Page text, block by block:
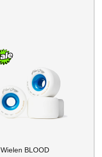
Wielen BLOOD
In
Winkelwagen